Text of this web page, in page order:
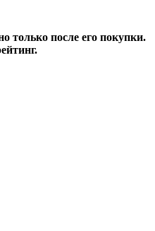
только после его покупки.